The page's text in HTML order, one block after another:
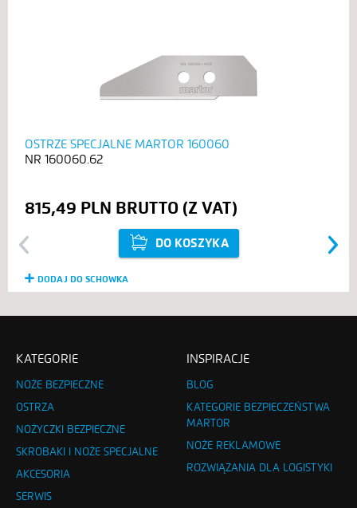
Previous
OSTRZE SPECJALNE MARTOR 160060
160060.62
815,49 PLN
DO KOSZYKA
DODAJ DO SCHOWKA
Next
KATEGORIE
NOŻE BEZPIECZNE
OSTRZA
NOŻYCZKI BEZPIECZNE
SKROBAKI I NOŻE SPECJALNE
AKCESORIA
SERWIS
INSPIRACJE
BLOG
KATEGORIE BEZPIECZEŃSTWA
MARTOR
NOŻE REKLAMOWE
ROZWIĄZANIA DLA LOGISTYKI